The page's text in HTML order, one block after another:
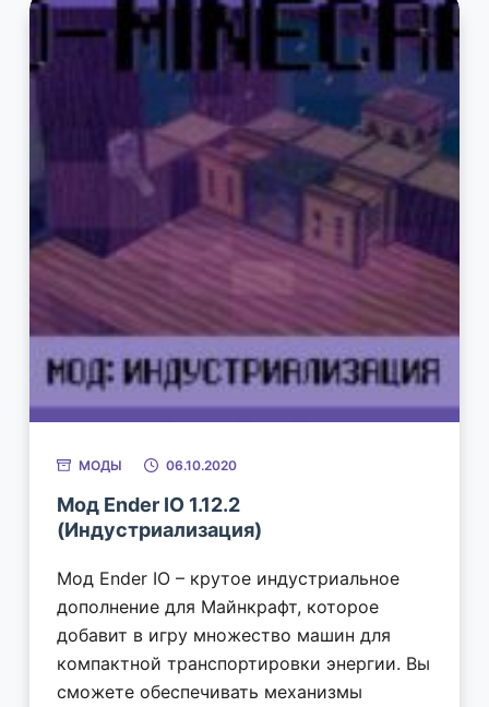
МОДЫ 06.10.2020
Мод Ender IO 1.12.2
(Индустриализация)
Мод Ender IO – крутое индустриальное
дополнение для Майнкрафт, которое
добавит в игру множество машин для
компактной транспортировки энергии. Вы
сможете обеспечивать механизмы